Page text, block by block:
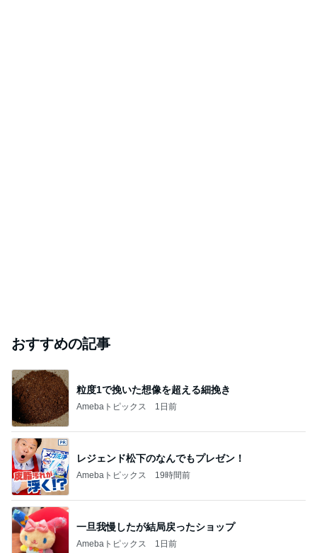
おすすめの記事
粒度1で挽いた想像を超える細挽き
Amebaトピックス 1日前
レジェンド松下のなんでもプレゼン！
Amebaトピックス 19時間前
一旦我慢したが結局戻ったショップ
Amebaトピックス 1日前